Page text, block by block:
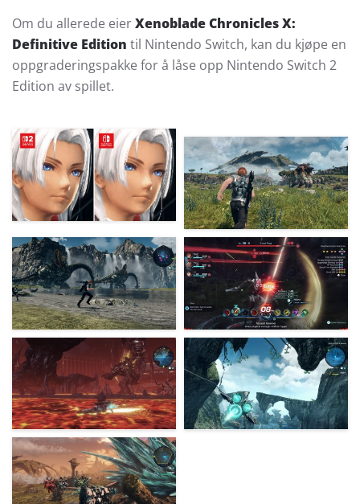
Om du allerede eierXenoblade Chronicles X:
Definitive Edition til Nintendo Switch, kan du kjøpe en
oppgraderingspakke for å låse opp Nintendo Switch 2
Edition av spillet.